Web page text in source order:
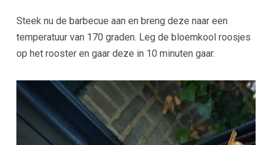
Steek nu de barbecue aan en breng deze naar een
temperatuur van 170 graden. Leg de bloemkool roosjes
op het rooster en gaar deze in 10 minuten gaar.